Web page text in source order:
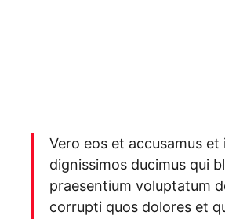
Vero eos et accusamus et
dignissimos ducimus qui
praesentium voluptatum
corrupti quos dolores et